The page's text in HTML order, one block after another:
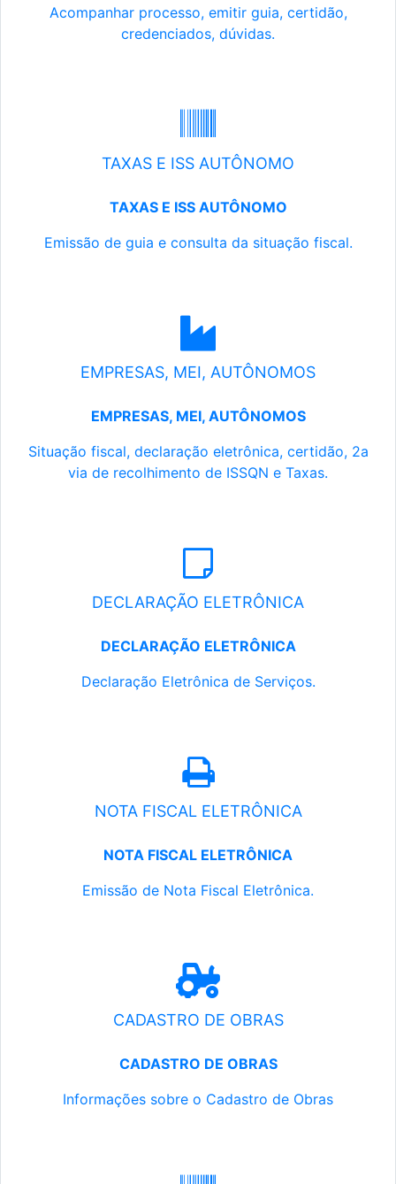
Acompanhar processo, emitir guia, certidão,
credenciados, dúvidas.
TAXAS E ISS AUTÔNOMO
TAXAS E ISS AUTÔNOMO
Emissão de guia e consulta da situação fiscal.
EMPRESAS, MEI, AUTÔNOMOS
EMPRESAS, MEI, AUTÔNOMOS
Situação fiscal, declaração eletrônica, certidão, 2a
via de recolhimento de ISSQN e Taxas.
DECLARAÇÃO ELETRÔNICA
DECLARAÇÃO ELETRÔNICA
Declaração Eletrônica de Serviços.
NOTA FISCAL ELETRÔNICA
NOTA FISCAL ELETRÔNICA
Emissão de Nota Fiscal Eletrônica.
CADASTRO DE OBRAS
CADASTRO DE OBRAS
Informações sobre o Cadastro de Obras